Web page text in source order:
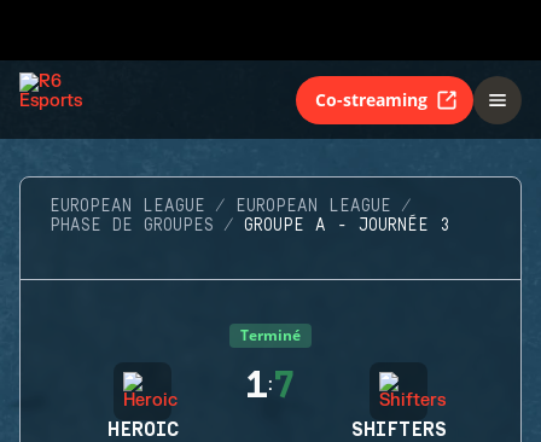
Co-streaming
EUROPEAN LEAGUE
EUROPEAN LEAGUE
PHASE DE GROUPES
GROUPE A - JOURNÉE 3
Terminé
HEROIC
1:7
SHIFTERS